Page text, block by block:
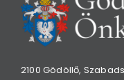
2100 Gödöllő,